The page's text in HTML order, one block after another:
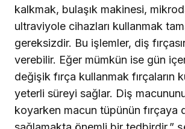
kalkmak, bulaşık makinesi,
ultraviyole cihazları kullanmak
gereksizdir. Bu işlemler, diş
verebilir. Eğer mümkün ise gün
değişik fırça kullanmak fırçaların
yeterli süreyi sağlar. Diş
koyarken macun tüpünün fırçaya